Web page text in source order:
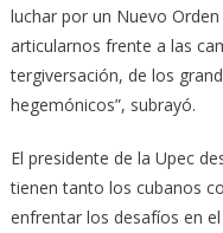
luchar por un Nuevo
articularnos frente a las
tergiversación, de los
hegemónicos”, subrayó.
El presidente de la Upec
tienen tanto los cubanos
enfrentar los desafíos en